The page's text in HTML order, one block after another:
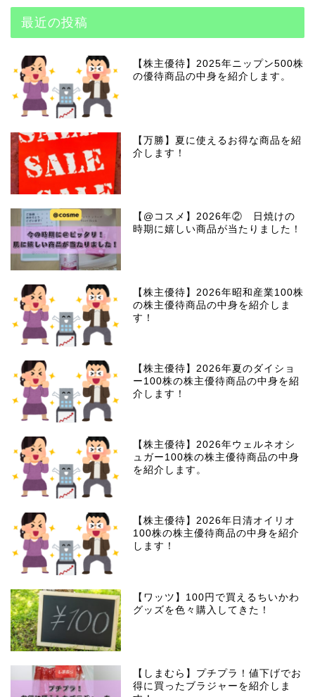
最近の投稿
【株主優待】2025年ニップン500株
の優待商品の中身を紹介します。
【万勝】夏に使えるお得な商品を紹
介します！
【@コスメ】2026年② 日焼けの
時期に嬉しい商品が当たりました！
【株主優待】2026年昭和産業100株
の株主優待商品の中身を紹介しま
す！
【株主優待】2026年夏のダイショ
ー100株の株主優待商品の中身を紹
介します！
【株主優待】2026年ウェルネオシ
ュガー100株の株主優待商品の中身
を紹介します。
【株主優待】2026年日清オイリオ
100株の株主優待商品の中身を紹介
します！
【ワッツ】100円で買えるちいかわ
グッズを色々購入してきた！
【しまむら】プチプラ！値下げでお
得に買ったブラジャーを紹介しま